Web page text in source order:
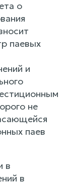
о
паевых
и
не
паев
в
в